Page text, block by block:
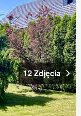
12 Zdjęcia